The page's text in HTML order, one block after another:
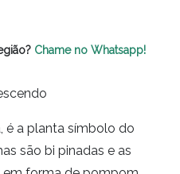
Chame no Whatsapp!
é a planta símbolo do
são bi pinadas e as